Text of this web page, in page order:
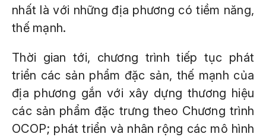
nhất là với những địa phương có tiềm năng,
thế mạnh.
Thời gian tới, chương trình tiếp tục phát
triển các sản phẩm đặc sản, thế mạnh của
địa phương gắn với xây dựng thương hiệu
các sản phẩm đặc trưng theo Chương trình
OCOP; phát triển và nhân rộng các mô hình